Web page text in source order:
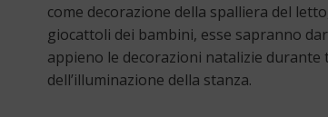
come decorazione della spalliera del
giocattoli dei bambini, esse sapranno
appieno le decorazioni natalizie
dell’illuminazione della stanza.